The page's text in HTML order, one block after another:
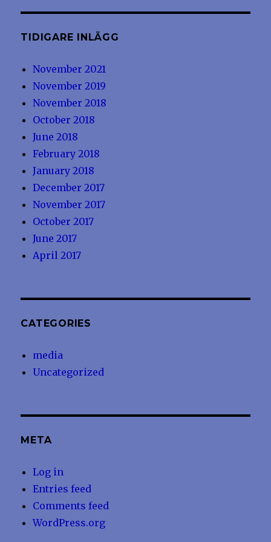
TIDIGARE INLÄGG
November 2021
November 2019
November 2018
October 2018
June 2018
February 2018
January 2018
December 2017
November 2017
October 2017
June 2017
April 2017
CATEGORIES
media
Uncategorized
META
Log in
Entries feed
Comments feed
WordPress.org